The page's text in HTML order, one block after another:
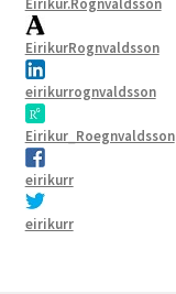
EirikurRognvaldsson
eirikurrognvaldsson
Eirikur_Roegnvaldsson
eirikurr
eirikurr